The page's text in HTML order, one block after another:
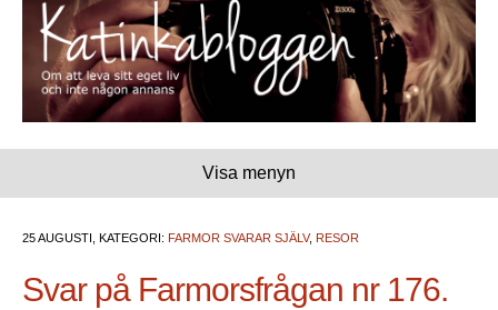
Visa menyn
25 AUGUSTI, KATEGORI: FARMOR SVARAR SJÄLV, RESOR
Svar på Farmorsfrågan nr 176.